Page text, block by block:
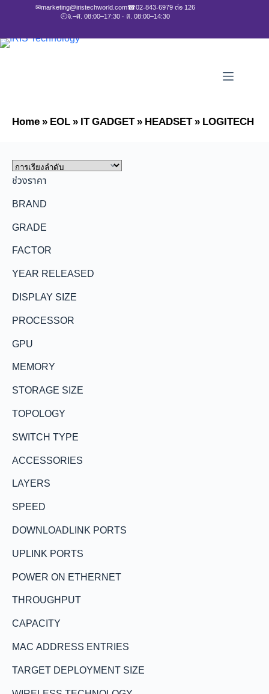
✉marketing@iristechworld.com☎02-843-6979 ต่อ 126
🕘จ.–ศ. 08:00–17:30 · ส. 08:00–14:30
Home»EOL»IT GADGET»HEADSET»LOGITECH
ช่วงราคา
BRAND
GRADE
FACTOR
YEAR RELEASED
DISPLAY SIZE
PROCESSOR
GPU
MEMORY
STORAGE SIZE
TOPOLOGY
SWITCH TYPE
ACCESSORIES
LAYERS
SPEED
DOWNLOADLINK PORTS
UPLINK PORTS
POWER ON ETHERNET
THROUGHPUT
CAPACITY
MAC ADDRESS ENTRIES
TARGET DEPLOYMENT SIZE